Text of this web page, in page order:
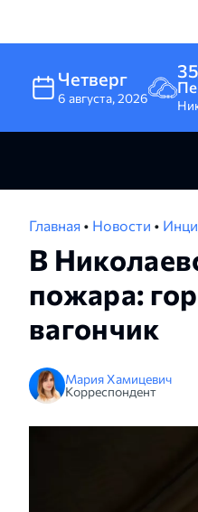
Четверг
6 августа,2026
Главная • Новости •
В
пожара:
вагончик
Мария Хамицевич
Корреспондент